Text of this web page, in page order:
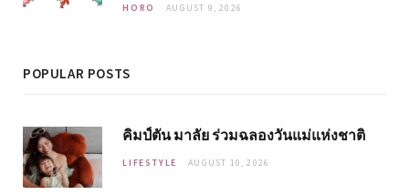
HORO AUGUST 9, 2026
POPULAR POSTS
คิมป์ตัน มาลัย ร่วมฉลองวันแม่แห่งชาติ
LIFESTYLE AUGUST 10, 2026